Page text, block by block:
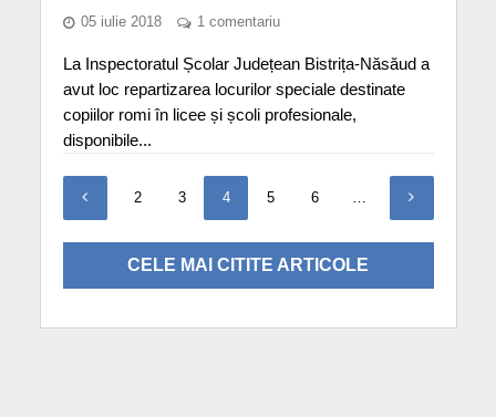
05 iulie 2018 1 comentariu
La Inspectoratul Școlar Județean Bistrița-Năsăud a
avut loc repartizarea locurilor speciale destinate
copiilor romi în licee și școli profesionale,
disponibile...
2 3 4 5 6 …
CELE MAI CITITE ARTICOLE